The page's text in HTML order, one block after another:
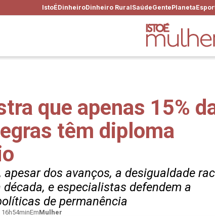
IstoÉDinheiroDinheiro RuralSaúdeGentePlaneta
que apenas 15%
têm diploma
apesar dos avanços, a desigualdade
e especialistas defendem a
de permanência
EmMulher